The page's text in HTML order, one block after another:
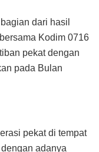
dari hasil
Kodim 0716
pekat dengan
pada Bulan
pekat di tempat
adanya